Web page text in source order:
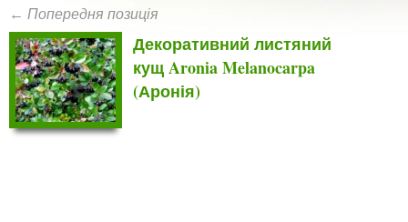
← Попередня позиція
Декоративний листяний
кущ Aronia Melanocarpa
(Аронія)